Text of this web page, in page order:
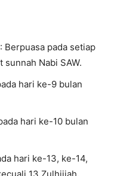
: Berpuasa pada setiap
Nabi SAW.
hari ke-9 bulan
hari ke-10 bulan
hari ke-13, ke-14,